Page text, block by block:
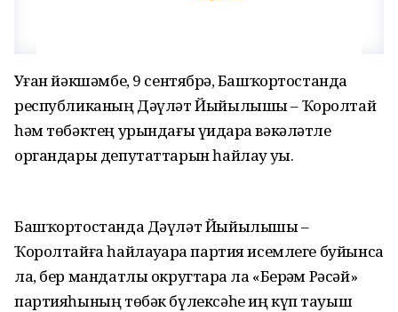
Уҙған йәкшәмбе, 9 сентябрҙә, Башҡортостанда
республиканың Дәүләт Йыйылышы – Ҡоролтай
һәм төбәктең урындағы үҙидара вәкәләтле
органдары депутаттарын һайлау уҙҙы.
Башҡортостанда Дәүләт Йыйылышы –
Ҡоролтайға һайлауҙарҙа партия исемлеге буйынса
ла, бер мандатлы округтарҙа ла «Берҙәм Рәсәй»
партияһының төбәк бүлексәһе иң күп тауыш